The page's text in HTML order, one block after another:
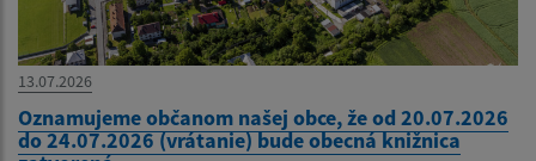
13.07.2026
Oznamujeme občanom našej obce, že od 20.07.2026
do 24.07.2026 (vrátanie) bude obecná knižnica